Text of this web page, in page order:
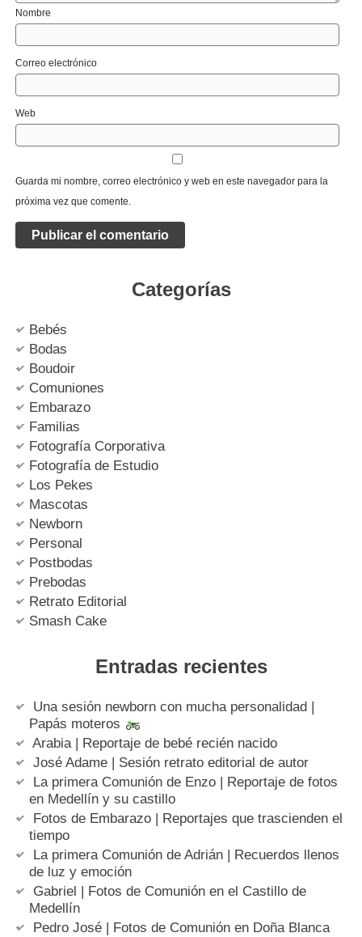
Nombre
Correo electrónico
Web
Guarda mi nombre, correo electrónico y web en este navegador para la
próxima vez que comente.
Categorías
Bebés
Bodas
Boudoir
Comuniones
Embarazo
Familias
Fotografía Corporativa
Fotografía de Estudio
Los Pekes
Mascotas
Newborn
Personal
Postbodas
Prebodas
Retrato Editorial
Smash Cake
Entradas recientes
Una sesión newborn con mucha personalidad |
Papás moteros
Arabia | Reportaje de bebé recién nacido
José Adame | Sesión retrato editorial de autor
La primera Comunión de Enzo | Reportaje de fotos
en Medellín y su castillo
Fotos de Embarazo | Reportajes que trascienden el
tiempo
La primera Comunión de Adrián | Recuerdos llenos
de luz y emoción
Gabriel | Fotos de Comunión en el Castillo de
Medellín
Pedro José | Fotos de Comunión en Doña Blanca